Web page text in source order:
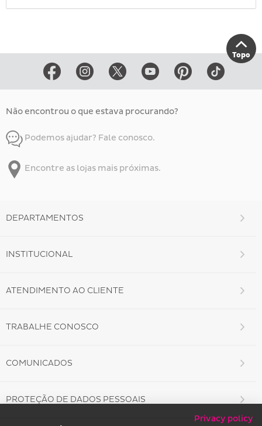
Topo
Não encontrou o que estava procurando?
Podemos ajudar? Fale conosco.
Encontre as lojas mais próximas.
DEPARTAMENTOS
INSTITUCIONAL
ATENDIMENTO AO CLIENTE
TRABALHE CONOSCO
COMUNICADOS
PROTEÇÃO DE DADOS PESSOAIS
Privacy policy